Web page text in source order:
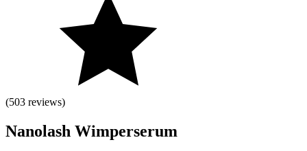
(503 reviews)
Nanolash Wimperserum